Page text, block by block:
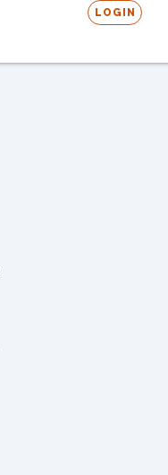
LOGIN